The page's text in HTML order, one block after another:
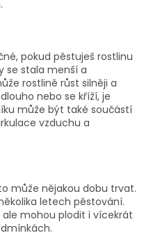
pokud pěstuješ rostlinu
se stala menší a
rostlině růst silněji a
nebo se kříží, je
může být také součástí
vzduchu a
může nějakou dobu trvat.
letech pěstování.
ale mohou plodit i vícekrát